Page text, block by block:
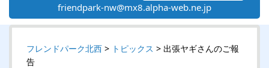
friendpark-nw@mx8.alpha-web.ne.jp
フレンドパーク北西 > トピックス > 出張ヤギさんのご報
告